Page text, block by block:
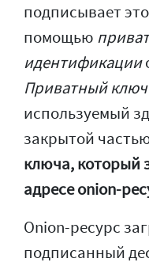
подписывает
помощью
идентификации
Приватный
используемый
закрытой
ключа, который
адресе onion-
Onion-ресурс
подписанный